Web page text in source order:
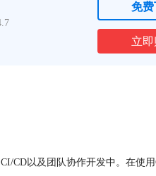
免
立
CD以及团队协作开发中。在使